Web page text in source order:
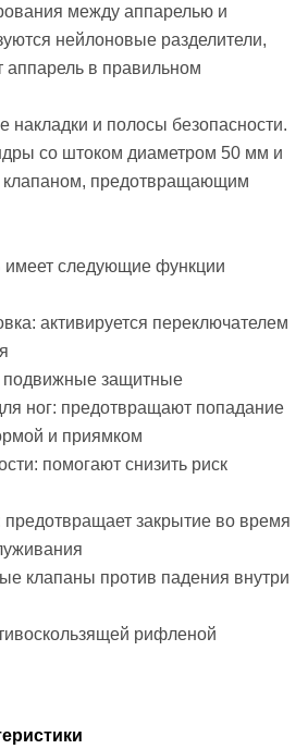
между аппарелью и
нейлоновые разделители,
аппарель в правильном
и полосы безопасности.
со штоком диаметром 50 мм и
клапаном, предотвращающим
имеет следующие функции
активируется переключателем
подвижные защитные
ног: предотвращают попадание
и приямком
помогают снизить риск
закрытие во время
клапаны против падения внутри
рифленой